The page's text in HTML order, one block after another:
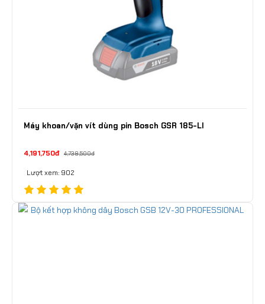
Máy khoan/vặn vít dùng pin Bosch GSR 185-LI
4,191,750đ 4,738,500đ
Lượt xem: 902